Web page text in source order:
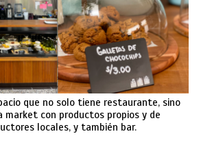
que no solo tiene restaurante, sino
market con productos propios y de
locales, y también bar.